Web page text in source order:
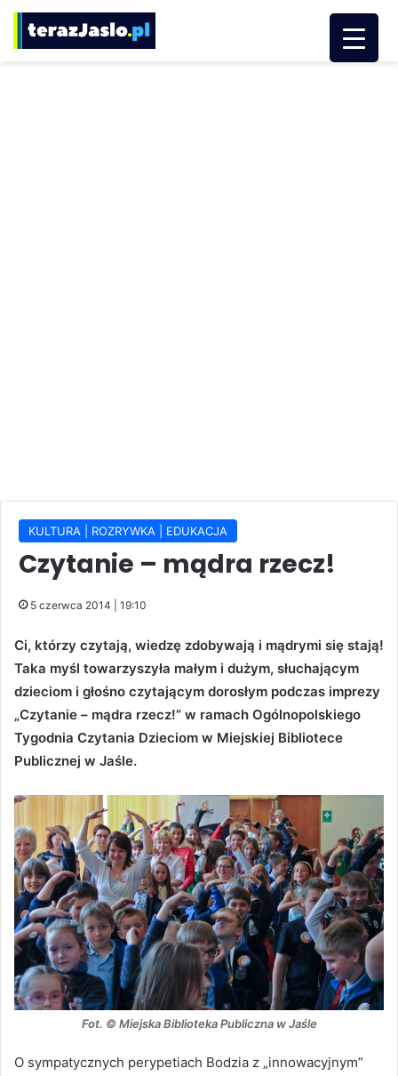
KULTURA | ROZRYWKA | EDUKACJA
Czytanie – mądra rzecz!
5 czerwca 2014 | 19:10
Ci, którzy czytają, wiedzę zdobywają i mądrymi się stają!
Taka myśl towarzyszyła małym i dużym, słuchającym
dzieciom i głośno czytającym dorosłym podczas imprezy
„Czytanie – mądra rzecz!” w ramach Ogólnopolskiego
Tygodnia Czytania Dzieciom w Miejskiej Bibliotece
Publicznej w Jaśle.
Fot. © Miejska Biblioteka Publiczna w Jaśle
O sympatycznych perypetiach Bodzia z „innowacyjnym”